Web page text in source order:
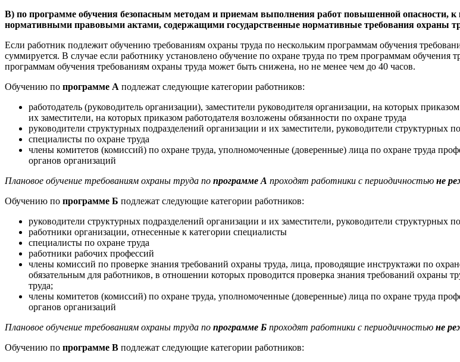
В) по программе обучения безопасным методам и приемам выполнения работ повышенной опасности,
нормативными правовыми актами, содержащими государственные нормативные требования охраны
Если работник подлежит обучению требованиям охраны труда по нескольким программам обучения
суммируется. В случае если работнику установлено обучение по охране труда по трем программам
программам обучения требованиям охраны труда может быть снижена, но не менее чем до 40 часов.
Обучению по программе А подлежат следующие категории работников:
работодатель (руководитель организации), заместители руководителя организации, на которых
их заместители, на которых приказом работодателя возложены обязанности по охране труда
руководители структурных подразделений организации и их заместители, руководители структурных
специалисты по охране труда
члены комитетов (комиссий) по охране труда, уполномоченные (доверенные) лица по охране труда
органов организаций
Плановое обучение требованиям охраны труда по программе А проходят работники с периодичностью не
Обучению по программе Б подлежат следующие категории работников:
руководители структурных подразделений организации и их заместители, руководители структурных
работники организации, отнесенные к категории специалисты
специалисты по охране труда
работники рабочих профессий
члены комиссий по проверке знания требований охраны труда, лица, проводящие инструктажи по
обязательным для работников, в отношении которых проводится проверка знания требований охраны
труда;
члены комитетов (комиссий) по охране труда, уполномоченные (доверенные) лица по охране труда
органов организаций
Плановое обучение требованиям охраны труда по программе Б проходят работники с периодичностью не
Обучению по программе В подлежат следующие категории работников: